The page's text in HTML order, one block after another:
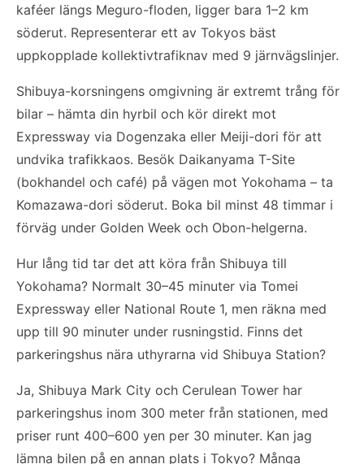
kaféer längs Meguro-floden, ligger bara 1–2 km
söderut. Representerar ett av Tokyos bäst
uppkopplade kollektivtrafiknav med 9 järnvägslinjer.
Shibuya-korsningens omgivning är extremt trång för
bilar – hämta din hyrbil och kör direkt mot
Expressway via Dogenzaka eller Meiji-dori för att
undvika trafikkaos. Besök Daikanyama T-Site
(bokhandel och café) på vägen mot Yokohama – ta
Komazawa-dori söderut. Boka bil minst 48 timmar i
förväg under Golden Week och Obon-helgerna.
Hur lång tid tar det att köra från Shibuya till
Yokohama? Normalt 30–45 minuter via Tomei
Expressway eller National Route 1, men räkna med
upp till 90 minuter under rusningstid. Finns det
parkeringshus nära uthyrarna vid Shibuya Station?
Ja, Shibuya Mark City och Cerulean Tower har
parkeringshus inom 300 meter från stationen, med
priser runt 400–600 yen per 30 minuter. Kan jag
lämna bilen på en annan plats i Tokyo? Många